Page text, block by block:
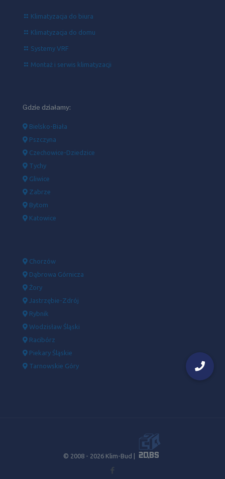
Klimatyzacja do biura
Klimatyzacja do domu
Systemy VRF
Montaż i serwis klimatyzacji
Gdzie działamy:
Bielsko-Biała
Pszczyna
Czechowice-Dziedzice
Tychy
Gliwice
Zabrze
Bytom
Katowice
Chorzów
Dąbrowa Górnicza
Żory
Jastrzębie-Zdrój
Rybnik
Wodzisław Śląski
Racibórz
Piekary Śląskie
Tarnowskie Góry
© 2008 - 2026 Klim-Bud |